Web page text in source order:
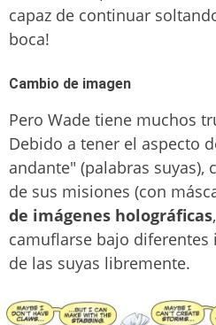
capaz de continuar
boca!
Cambio de imagen
Pero Wade tiene muchos
Debido a tener el aspecto
andante" (palabras suyas),
de sus misiones (con
de imágenes holográficas
camuflarse bajo
de las suyas libremente.